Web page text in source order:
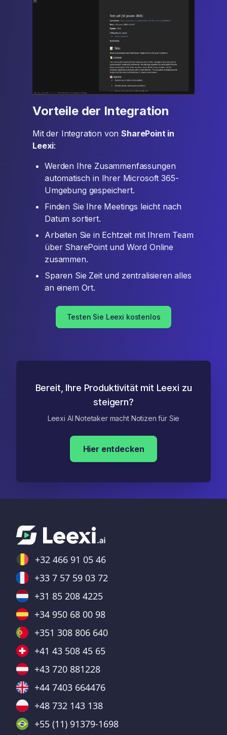
Vorteile der Integration
Mit der Integration vonSharePoint in
Leexi:
Werden Ihre Zusammenfassungen
automatisch in Ihrer Microsoft 365-
Umgebung gespeichert.
Finden Sie Ihre Meetings leicht nach
Datum sortiert.
Arbeiten Sie in Echtzeit mit Ihrem Team
über SharePoint und Word Online
zusammen.
Sparen Sie Zeit und zentralisieren alles
an einem Ort.
Testen Sie Leexi kostenlos
Bereit, Ihre Produktivität mit Leexi zu
steigern?
Leexi AI Notetaker macht Notizen für Sie
Hier entdecken
+32 466 91 05 46
+33 7 57 59 03 72
+31 85 208 4225
+34 950 68 00 98
+351 308 806 640
+41 43 508 45 65
+43 720 881228
+44 7403 664476
+48 732 143 138
+55 (11) 91379-1698